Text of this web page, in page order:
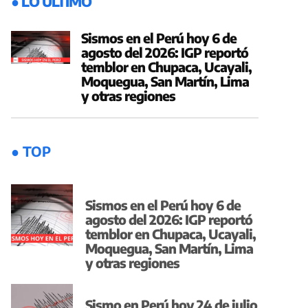
Sismos en el Perú hoy 6 de
agosto del 2026: IGP reportó
temblor en Chupaca, Ucayali,
Moquegua, San Martín, Lima
y otras regiones
● TOP
Sismos en el Perú hoy 6 de
agosto del 2026: IGP reportó
temblor en Chupaca, Ucayali,
Moquegua, San Martín, Lima
y otras regiones
Sismo en Perú hoy 24 de julio